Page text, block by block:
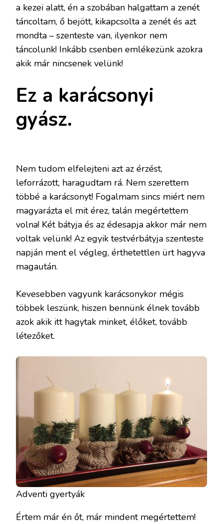
a kezei alatt, én a szobában halgattam a zenét
táncoltam, ő bejött, kikapcsolta a zenét és azt
mondta – szenteste van, ilyenkor nem
táncolunk! Inkább csenben emlékezünk azokra
akik már nincsenek velünk!
Ez a karácsonyi
gyász.
Nem tudom elfelejteni azt az érzést,
leforrázott, haragudtam rá. Nem szerettem
többé a karácsonyt! Fogalmam sincs miért nem
magyarázta el mit érez, talán megértettem
volna! Két bátyja és az édesapja akkor már nem
voltak velünk! Az egyik testvérbátyja szenteste
napján ment el végleg, érthetettlen ürt hagyva
magaután.
Kevesebben vagyunk karácsonykor mégis
többek leszünk, hiszen bennünk élnek tovább
azok akik itt hagytak minket, élőket, tovább
létezőket.
Adventi gyertyák
Értem már én őt, már mindent megértettem!